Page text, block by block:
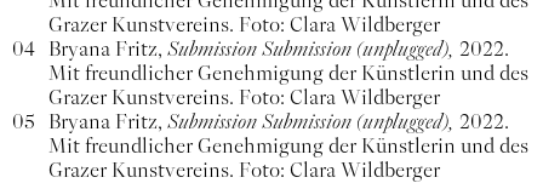
Grazer Kunstvereins. Foto: Clara Wildberger
04 Bryana Fritz, Submission Submission (unplugged), 2022.
Mit freundlicher Genehmigung der Künstlerin und des
Grazer Kunstvereins. Foto: Clara Wildberger
05
Bryana Fritz, Submission Submission (unplugged), 2022.
Mit freundlicher Genehmigung der Künstlerin und des
Grazer Kunstvereins. Foto: Clara Wildberger